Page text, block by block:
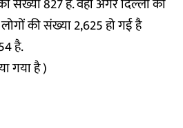
संख्या 827 है. वहीं अगर दिल्ली की
की संख्या 2,625 हो गई है
है.
गया है )